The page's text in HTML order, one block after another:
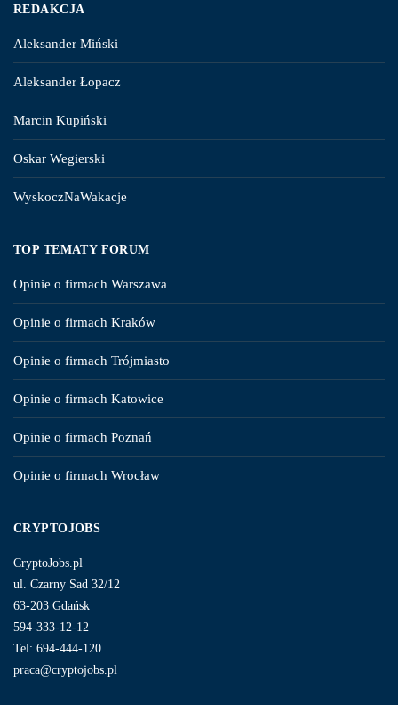
REDAKCJA
Aleksander Miński
Aleksander Łopacz
Marcin Kupiński
Oskar Wegierski
WyskoczNaWakacje
TOP TEMATY FORUM
Opinie o firmach Warszawa
Opinie o firmach Kraków
Opinie o firmach Trójmiasto
Opinie o firmach Katowice
Opinie o firmach Poznań
Opinie o firmach Wrocław
CRYPTOJOBS
CryptoJobs.pl
ul. Czarny Sad 32/12
63-203 Gdańsk
594-333-12-12
Tel: 694-444-120
praca@cryptojobs.pl